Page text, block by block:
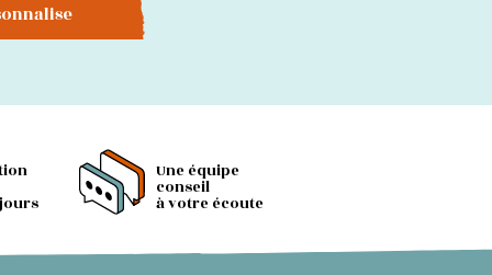
Une équipe
conseil
à votre écoute